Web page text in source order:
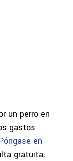
un perro en
gastos
Póngase en
gratuita,